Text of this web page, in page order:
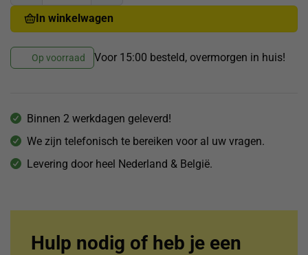
In winkelwagen
Op voorraad Voor 15:00 besteld, overmorgen in huis!
Binnen 2 werkdagen geleverd!
We zijn telefonisch te bereiken voor al uw vragen.
Levering door heel Nederland & België.
Hulp nodig of heb je een